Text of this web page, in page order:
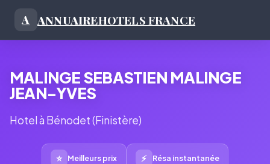
A ANNUAIREHOTELS FRANCE
MALINGE SEBASTIEN MALINGE
JEAN-YVES
Hotel à Bénodet (Finistère)
⭐ Meilleurs prix ⚡ Résa instantanée